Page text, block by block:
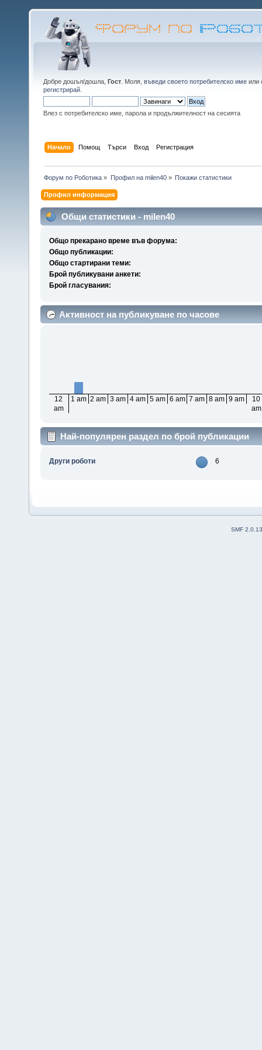
Добре дошъл/дошла, Гост . Моля, въведи своето потребителско име или
регистрирай
Влез с потребителско име, парола и продължителност на сесията
Начало Помощ Търси Вход Регистрация
Форум по Роботика » Профил на milen40» Покажи статистики
Профил информация
Общи статистики - milen40
Общо прекарано време във форума:
Общо публикации:
Общо стартирани теми:
Брой публикувани анкети:
Брой гласувания:
Активност на публикуване по часове
12
am
1 am 2 am 3 am 4 am 5 am 6 am 7 am 8 am 9 am
10
am
Най-популярен раздел по брой публикации
Други роботи 6
SMF 2.0.13